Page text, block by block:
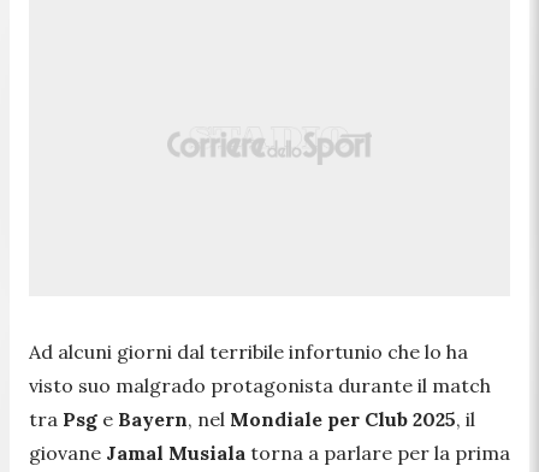
Ad alcuni giorni dal terribile infortunio che lo ha
visto suo malgrado protagonista durante il match
tra Psg e Bayern, nel Mondiale per Club 2025, il
giovane Jamal Musiala torna a parlare per la prima